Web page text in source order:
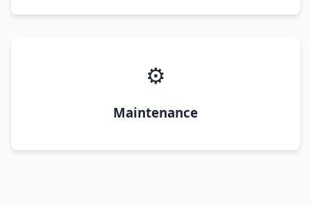
⚙️
Maintenance